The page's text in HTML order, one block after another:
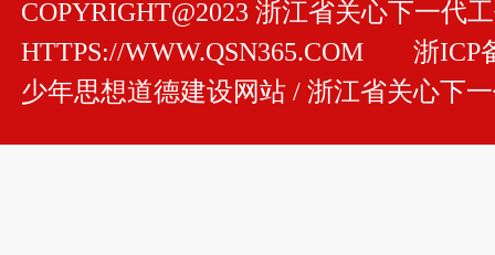
COPYRIGHT@2023 浙江省关心下一代
HTTPS://WWW.QSN365.COM
浙ICP
少年思想道德建设网站 / 浙江省关心下